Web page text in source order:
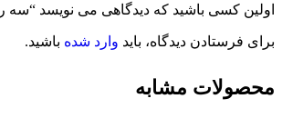
اولین کسی باشید که دیدگاهی می نویسد “سه راه 20
برای فرستادن دیدگاه، باید وارد شده باشید.
محصولات مشابه